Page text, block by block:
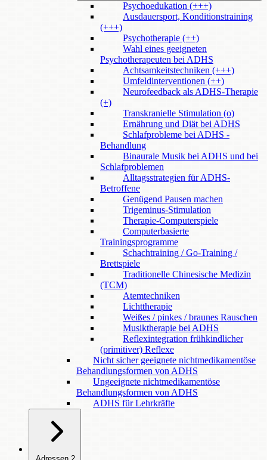
Psychoedukation (+++)
Ausdauersport, Konditionstraining
(+++)
Psychotherapie (++)
Wahl eines geeigneten
Psychotherapeuten bei ADHS
Achtsamkeitstechniken (+++)
Umfeldinterventionen (++)
Neurofeedback als ADHS-Therapie
(+)
Transkranielle Stimulation (o)
Ernährung und Diät bei ADHS
Schlafprobleme bei ADHS -
Behandlung
Binaurale Musik bei ADHS und bei
Schlafproblemen
Alltagsstrategien für ADHS-
Betroffene
Genügend Pausen machen
Trigeminus-Stimulation
Therapie-Computerspiele
Computerbasierte
Trainingsprogramme
Schachtraining / Go-Training /
Brettspiele
Traditionelle Chinesische Medizin
(TCM)
Atemtechniken
Lichttherapie
Weißes / pinkes / braunes Rauschen
Musiktherapie bei ADHS
Reflexintegration frühkindlicher
(primitiver) Reflexe
Nicht sicher geeignete nichtmedikamentöse
Behandlungsformen von ADHS
Ungeeignete nichtmedikamentöse
Behandlungsformen von ADHS
ADHS für Lehrkräfte